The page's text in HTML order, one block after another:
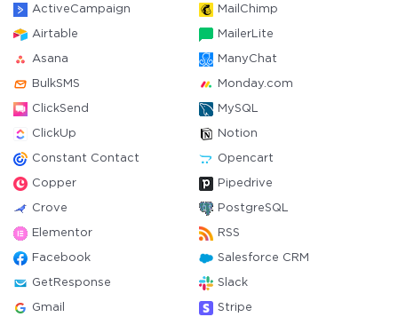
ActiveCampaign MailChimp
Airtable MailerLite
Asana ManyChat
BulkSMS Monday.com
ClickSend MySQL
ClickUp Notion
Constant Contact Opencart
Copper Pipedrive
Crove PostgreSQL
Elementor RSS
Facebook Salesforce CRM
GetResponse Slack
Gmail Stripe